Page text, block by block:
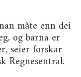
måte enn dei
og barna er
seier forskar
Regnesentral.